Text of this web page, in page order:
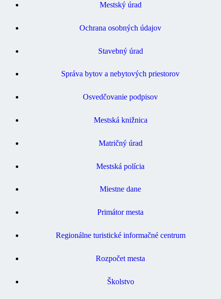
Mestský úrad
Ochrana osobných údajov
Stavebný úrad
Správa bytov a nebytových priestorov
Osvedčovanie podpisov
Mestská knižnica
Matričný úrad
Mestská polícia
Miestne dane
Primátor mesta
Regionálne turistické informačné centrum
Rozpočet mesta
Školstvo